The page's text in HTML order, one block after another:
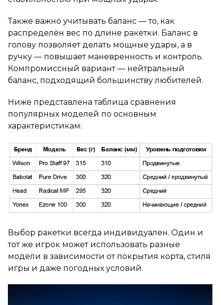
Также важно учитывать баланс — то, как
распределён вес по длине ракетки. Баланс в
голову позволяет делать мощные удары, а в
ручку — повышает маневренность и контроль.
Компромиссный вариант — нейтральный
баланс, подходящий большинству любителей.
Ниже представлена таблица сравнения
популярных моделей по основным
характеристикам:
Выбор ракетки всегда индивидуален. Один и
тот же игрок может использовать разные
модели в зависимости от покрытия корта, стиля
игры и даже погодных условий.